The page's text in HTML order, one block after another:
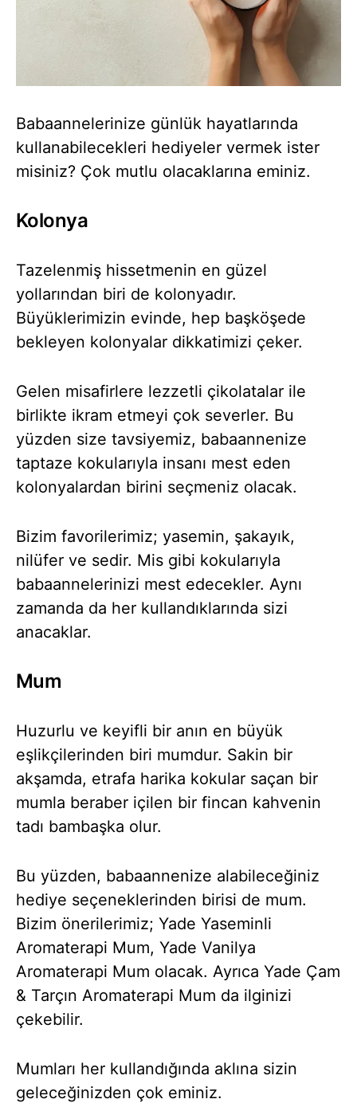
Babaannelerinize günlük hayatlarında
kullanabilecekleri hediyeler vermek ister
misiniz? Çok mutlu olacaklarına eminiz.
Kolonya
Tazelenmiş hissetmenin en güzel
yollarından biri de kolonyadır.
Büyüklerimizin evinde, hep başköşede
bekleyen kolonyalar dikkatimizi çeker.
Gelen misafirlere lezzetli çikolatalar ile
birlikte ikram etmeyi çok severler. Bu
yüzden size tavsiyemiz, babaannenize
taptaze kokularıyla insanı mest eden
kolonyalardan birini seçmeniz olacak.
Bizim favorilerimiz; yasemin, şakayık,
nilüfer ve sedir. Mis gibi kokularıyla
babaannelerinizi mest edecekler. Aynı
zamanda da her kullandıklarında sizi
anacaklar.
Mum
Huzurlu ve keyifli bir anın en büyük
eşlikçilerinden biri mumdur. Sakin bir
akşamda, etrafa harika kokular saçan bir
mumla beraber içilen bir fincan kahvenin
tadı bambaşka olur.
Bu yüzden, babaannenize alabileceğiniz
hediye seçeneklerinden birisi de mum.
Bizim önerilerimiz; Yade Yaseminli
Aromaterapi Mum, Yade Vanilya
Aromaterapi Mum olacak. Ayrıca Yade Çam
& Tarçın Aromaterapi Mum da ilginizi
çekebilir.
Mumları her kullandığında aklına sizin
geleceğinizden çok eminiz.